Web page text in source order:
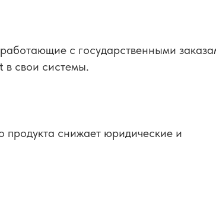
с государственными
в свои системы.
продукта снижает юридические и